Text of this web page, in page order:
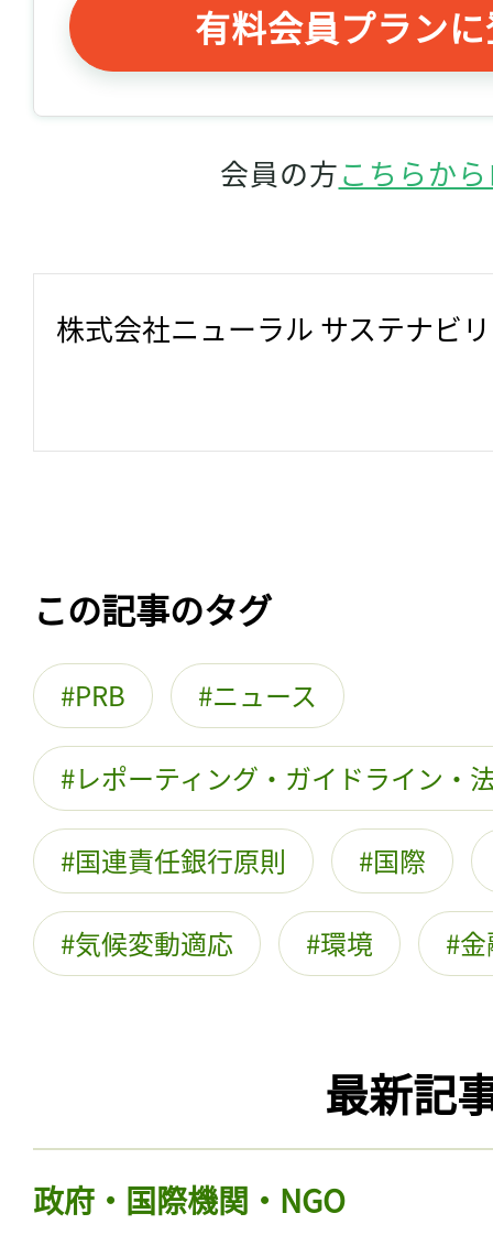
有料会員プラン
会員の方こちらか
株式会社ニューラル サステナビ
この記事のタグ
PRB ニュース
レポーティング・ガイドライン・
国連責任銀行原則 国際
気候変動適応 環境
最新記
政府・国際機関・NGO